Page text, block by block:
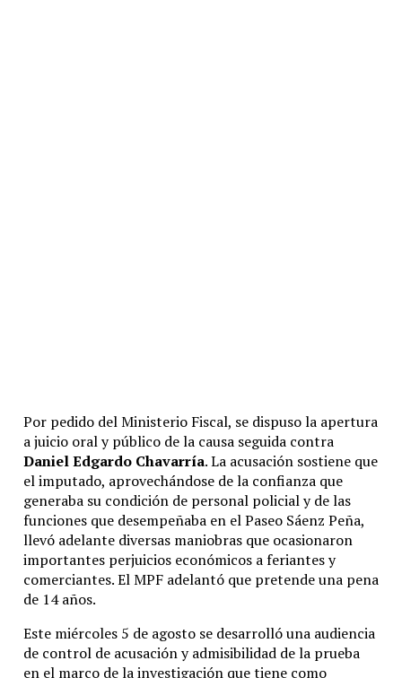
Por pedido del Ministerio Fiscal, se dispuso la apertura
a juicio oral y público de la causa seguida contra
Daniel Edgardo Chavarría. La acusación sostiene que
el imputado, aprovechándose de la confianza que
generaba su condición de personal policial y de las
funciones que desempeñaba en el Paseo Sáenz Peña,
llevó adelante diversas maniobras que ocasionaron
importantes perjuicios económicos a feriantes y
comerciantes. El MPF adelantó que pretende una pena
de 14 años.
Este miércoles 5 de agosto se desarrolló una audiencia
de control de acusación y admisibilidad de la prueba
en el marco de la investigación que tiene como